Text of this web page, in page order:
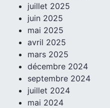
juillet 2025
juin 2025
mai 2025
avril 2025
mars 2025
décembre 2024
septembre 2024
juillet 2024
mai 2024